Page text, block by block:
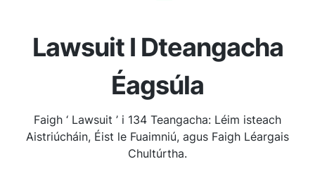
Lawsuit I Dteangacha
Éagsúla
Faigh ‘ Lawsuit ’ i 134 Teangacha: Léim isteach
Aistriúcháin, Éist le Fuaimniú, agus Faigh Léargais
Chultúrtha.